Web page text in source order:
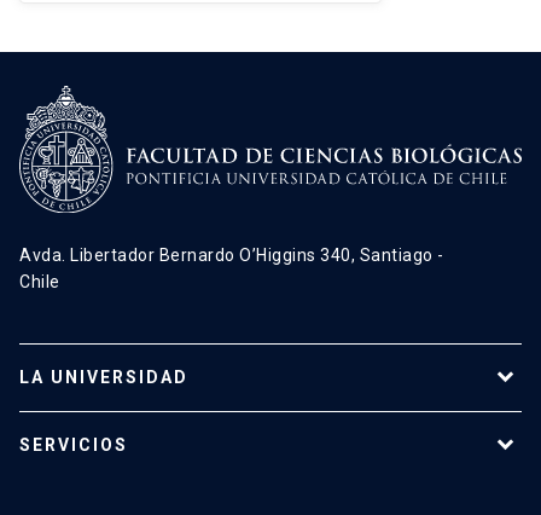
Avda. Libertador Bernardo O’Higgins 340, Santiago -
Chile
LA UNIVERSIDAD
SERVICIOS